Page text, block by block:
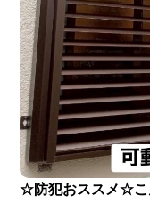
☆防犯おススメ☆こ